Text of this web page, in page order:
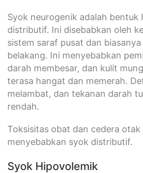
Syok neurogenik adalah bentuk
distributif. Ini disebabkan oleh
sistem saraf pusat dan
belakang. Ini menyebabkan
darah membesar, dan kulit
terasa hangat dan memerah.
melambat, dan tekanan darah
rendah.
Toksisitas obat dan cedera otak
menyebabkan syok distributif.
Syok Hipovolemik